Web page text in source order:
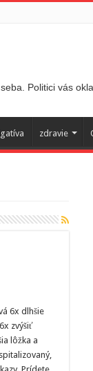
Politici vás
zdravie
6x dlhšie
zvýšiť
lôžka a